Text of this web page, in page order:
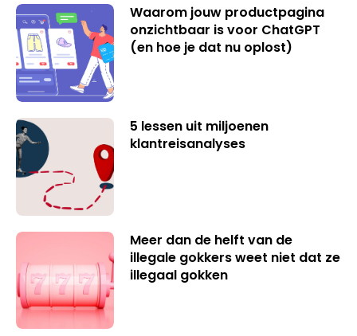
Waarom jouw productpagina
onzichtbaar is voor ChatGPT
(en hoe je dat nu oplost)
5 lessen uit miljoenen
klantreisanalyses
Meer dan de helft van de
illegale gokkers weet niet dat ze
illegaal gokken